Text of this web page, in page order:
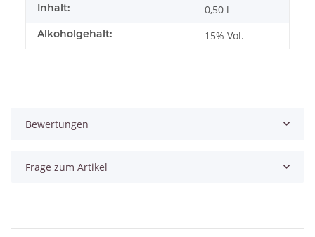
Inhalt: 0,50 l
Alkoholgehalt: 15% Vol.
Bewertungen
Frage zum Artikel